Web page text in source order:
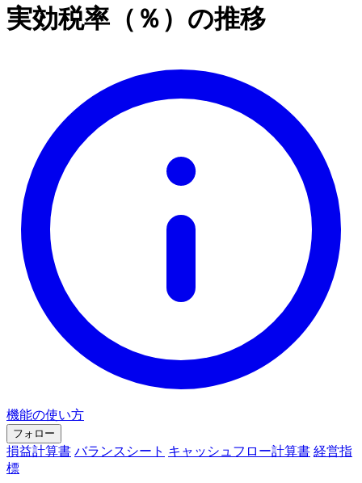
実効税率（％）の推移
機能の使い方
フォロー
損益計算書 バランスシート キャッシュフロー計算書 経営指
標